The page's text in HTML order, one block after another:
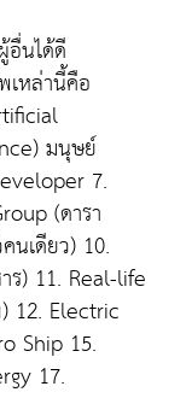
อื่นได้ดี
เหล่านี้คือ
มนุษย์
7.
(ดารา
นเดียว) 10.
ร) 11. Real-life
12. Electric
Ship 15.
17.